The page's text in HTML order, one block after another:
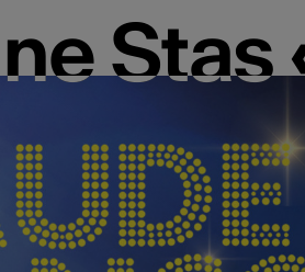
Stas
Stas